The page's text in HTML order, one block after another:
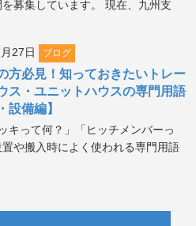
募集しています。 現在、九州支
27日 ブログ
方必見！知っておきたいトレー
ス・ユニットハウスの専門用語
設備編】
キって何？」「ヒッチメンバーっ
置や搬入時によく使われる専門用語